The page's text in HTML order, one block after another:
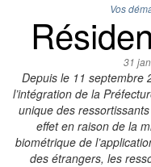
Vos
31
Depuis le 11 septembre
l’intégration de la
unique des
effet en raison de la
biométrique de
des étrangers, les